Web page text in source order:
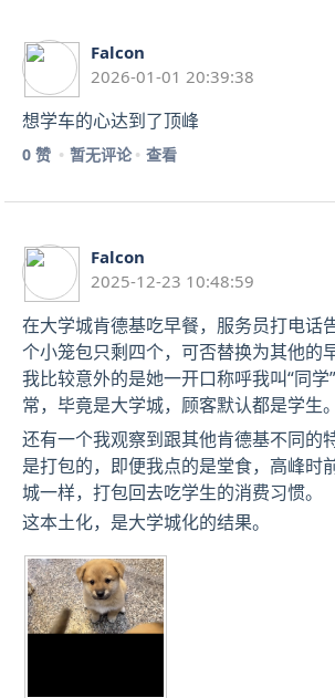
Falcon
2026-01-01 20:39:38
想学车的心达到了顶峰
0 赞 暂无评论 查看
Falcon
2025-12-23 10:48:59
在大学城肯德基吃早餐，服务员打电话
个小笼包只剩四个，可否替换为其他的
我比较意外的是她一开口称呼我叫“同学
常，毕竟是大学城，顾客默认都是学生。
还有一个我观察到跟其他肯德基不同的
是打包的，即便我点的是堂食，高峰时
城一样，打包回去吃学生的消费习惯。
这本土化，是大学城化的结果。